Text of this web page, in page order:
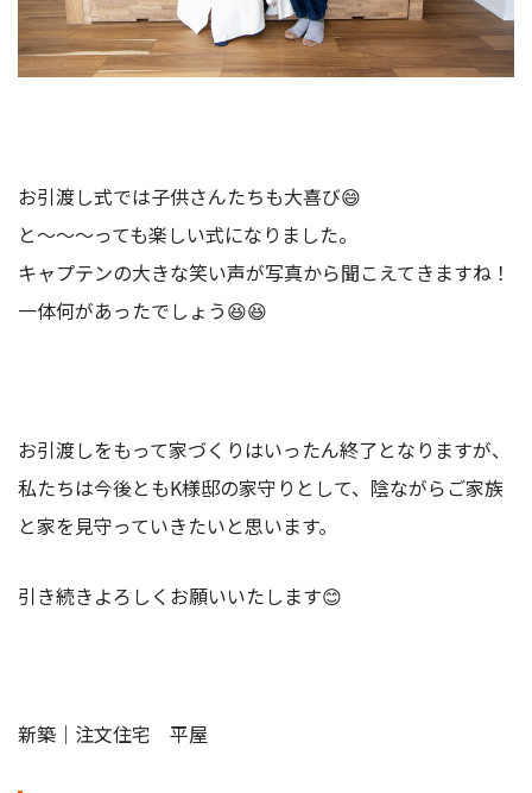
お引渡し式では子供さんたちも大喜び😄
と～～～っても楽しい式になりました。
キャプテンの大きな笑い声が写真から聞こえてきますね！
一体何があったでしょう😆😆
お引渡しをもって家づくりはいったん終了となりますが、
私たちは今後ともK様邸の家守りとして、陰ながらご家族
と家を見守っていきたいと思います。
引き続きよろしくお願いいたします😊
新築｜注文住宅 平屋